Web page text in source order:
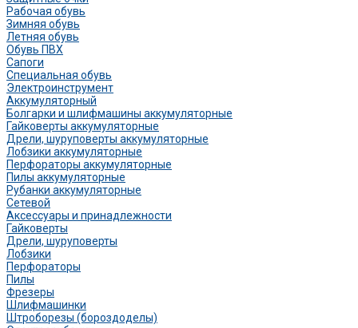
Рабочая обувь
Зимняя обувь
Летняя обувь
Обувь ПВХ
Сапоги
Специальная обувь
Электроинструмент
Аккумуляторный
Болгарки и шлифмашины аккумуляторные
Гайковерты аккумуляторные
Дрели, шуруповерты аккумуляторные
Лобзики аккумуляторные
Перфораторы аккумуляторные
Пилы аккумуляторные
Рубанки аккумуляторные
Сетевой
Аксессуары и принадлежности
Гайковерты
Дрели, шуруповерты
Лобзики
Перфораторы
Пилы
Фрезеры
Шлифмашинки
Штроборезы (бороздоделы)